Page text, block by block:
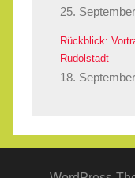
25.
Rückblick:
Rudolstadt
18.